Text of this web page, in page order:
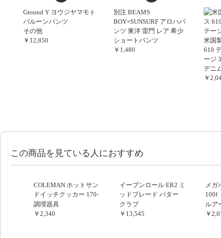
Ground Y ヨウジヤマモト
バルーンパンツ
その他
￥12,850
別注 BEAMS
BOY×SUNSURF アロハパ
ンツ 東洋 雷門 レア 希少
ショートパンツ
￥1,480
米国
610
ージ
デニ
￥
この商品を見ている人におすすめ
COLEMAN ホットサン
ドイッチクッカー 170-
9435
調理器具
￥2,340
イーブンロール ER2 ミ
ッドブレード パター
クラブ
￥13,545
メ
イ
ルア
￥